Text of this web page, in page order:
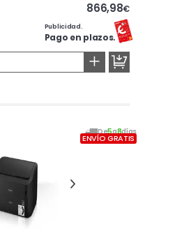
866,98€
Publicidad.
Pago en plazos.
+
De5a8días
ENVÍO GRATIS